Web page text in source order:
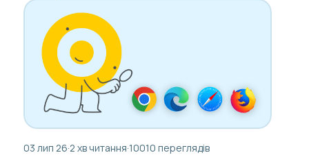
03 лип 26·2 хв читання·10010 переглядів